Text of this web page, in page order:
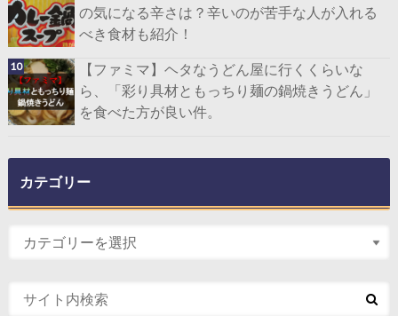
の気になる辛さは？辛いのが苦手な人が入れる
べき食材も紹介！
【ファミマ】ヘタなうどん屋に行くくらいな
ら、「彩り具材ともっちり麺の鍋焼きうどん」
を食べた方が良い件。
カテゴリー